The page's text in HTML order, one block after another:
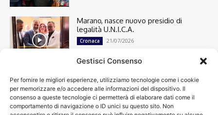
Gestisci Consenso
Per fornire le migliori esperienze, utilizziamo tecnologie come i cookie
per memorizzare e/o accedere alle informazioni del dispositivo. Il
consenso a queste tecnologie ci permetterà di elaborare dati come il
comportamento di navigazione o ID unici su questo sito. Non
Marano, nasce nuovo presidio di
legalità U.N.I.C.A.
Cronaca 21/07/2026
Cronaca
13501
Attualità
7305
top